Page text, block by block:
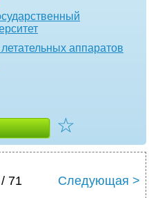
аппаратов
☆
71 Следующая >